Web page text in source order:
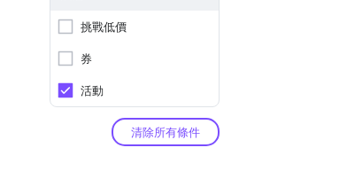
挑戰低價
券
活動
清除所有條件